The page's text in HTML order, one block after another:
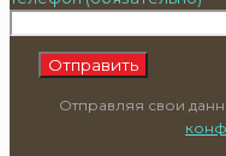
Отправляя свои